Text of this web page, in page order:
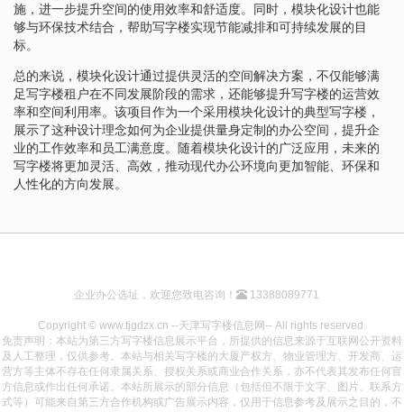
施，进一步提升空间的使用效率和舒适度。同时，模块化设计也能
够与环保技术结合，帮助写字楼实现节能减排和可持续发展的目
标。
总的来说，模块化设计通过提供灵活的空间解决方案，不仅能够满
足写字楼租户在不同发展阶段的需求，还能够提升写字楼的运营效
率和空间利用率。该项目作为一个采用模块化设计的典型写字楼，
展示了这种设计理念如何为企业提供量身定制的办公空间，提升企
业的工作效率和员工满意度。随着模块化设计的广泛应用，未来的
写字楼将更加灵活、高效，推动现代办公环境向更加智能、环保和
人性化的方向发展。
企业办公选址，欢迎您致电咨询！ 13388089771
Copyright © www.tjgdzx.cn --天津写字楼信息网-- All rights reserved.
免责声明：本站为第三方写字楼信息展示平台，所提供的信息来源于互联网公开资料
及人工整理，仅供参考。本站与相关写字楼的大厦产权方、物业管理方、开发商、运
营方等主体不存在任何隶属关系、授权关系或商业合作关系，亦不代表其发布任何官
方信息或作出任何承诺。本站所展示的部分信息（包括但不限于文字、图片、联系方
式等）可能来自第三方合作机构或广告展示内容，仅用于信息参考及展示之目的，不